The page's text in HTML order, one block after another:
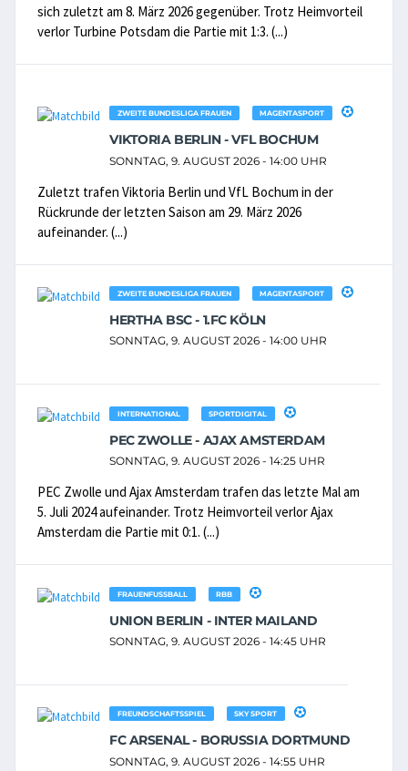
sich zuletzt am 8. März 2026 gegenüber. Trotz Heimvorteil
verlor Turbine Potsdam die Partie mit 1:3. (...)
ZWEITE BUNDESLIGA FRAUEN MAGENTASPORT
VIKTORIA BERLIN - VFL BOCHUM
SONNTAG, 9. AUGUST 2026 - 14:00 UHR
Zuletzt trafen Viktoria Berlin und VfL Bochum in der
Rückrunde der letzten Saison am 29. März 2026
aufeinander. (...)
ZWEITE BUNDESLIGA FRAUEN MAGENTASPORT
HERTHA BSC - 1.FC KÖLN
SONNTAG, 9. AUGUST 2026 - 14:00 UHR
INTERNATIONAL SPORTDIGITAL
PEC ZWOLLE - AJAX AMSTERDAM
SONNTAG, 9. AUGUST 2026 - 14:25 UHR
PEC Zwolle und Ajax Amsterdam trafen das letzte Mal am
5. Juli 2024 aufeinander. Trotz Heimvorteil verlor Ajax
Amsterdam die Partie mit 0:1. (...)
FRAUENFUSSBALL RBB
UNION BERLIN - INTER MAILAND
SONNTAG, 9. AUGUST 2026 - 14:45 UHR
FREUNDSCHAFTSSPIEL SKY SPORT
FC ARSENAL - BORUSSIA DORTMUND
SONNTAG, 9. AUGUST 2026 - 14:55 UHR